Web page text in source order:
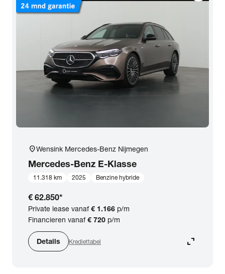
location_onWensink Mercedes-Benz Nijmegen
Mercedes-Benz E-Klasse
11.318 km 2025 Benzine hybride
€ 62.850*
Private lease vanaf€ 1.166 p/m
Financieren vanaf€ 720 p/m
Details Krediettabel expand_content